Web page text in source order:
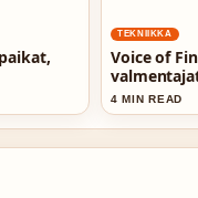
TEKNIIKKA
Voice of
4 MIN READ